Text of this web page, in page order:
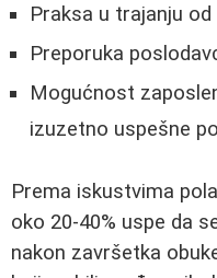
Praksa u trajanju
Preporuka
Mogućnost
izuzetno uspešne
Prema iskustvima
oko 20-40% uspe da
nakon završetka